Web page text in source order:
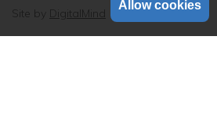
Site by DigitalMind
Allow cookies